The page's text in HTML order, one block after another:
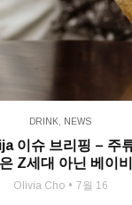
DRINK, NEWS
이슈 브리핑 – 주
Z세대 아닌 베이
Olivia Cho 7월 16